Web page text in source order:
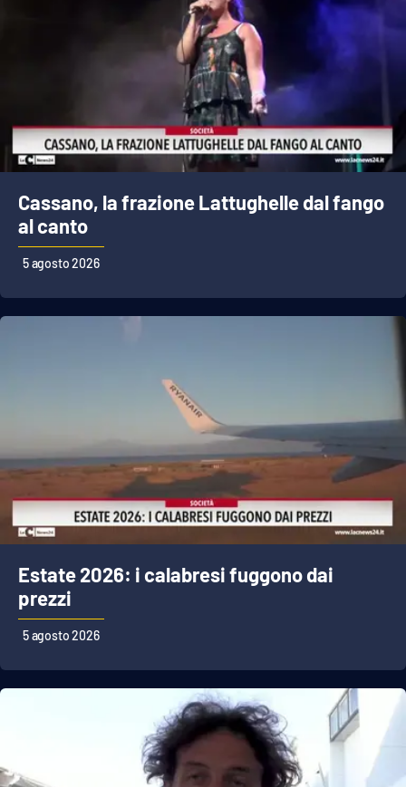
Cassano, la frazione Lattughelle dal fango
al canto
5 agosto 2026
Estate 2026: i calabresi fuggono dai
prezzi
5 agosto 2026